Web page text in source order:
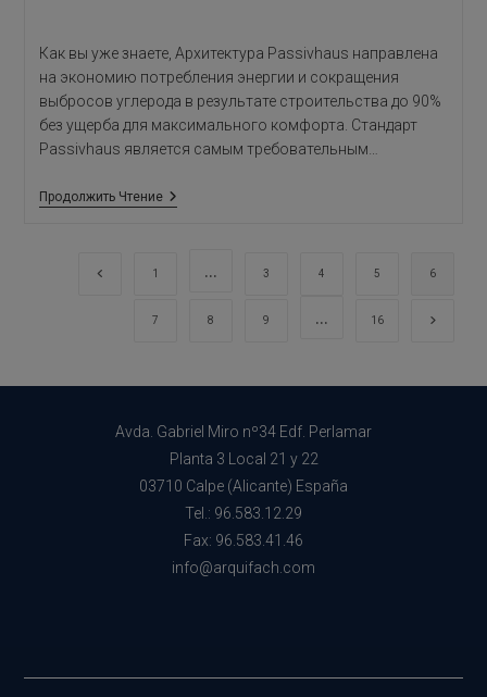
Как вы уже знаете, Архитектура Passivhaus направлена
на экономию потребления энергии и сокращения
выбросов углерода в результате строительства до 90%
без ущерба для максимального комфорта. Стандарт
Passivhaus является самым требовательным…
Продолжить ЧтениеСертификат
Перейти на предыдущую страницу
1 … 3 4 5 6
7 8 9 … 16
Avda. Gabriel Miro nº34 Edf. Perlamar
Planta 3 Local 21 y 22
03710 Calpe (Alicante) España
Tel.: 96.583.12.29
Fax: 96.583.41.46
info@arquifach.com